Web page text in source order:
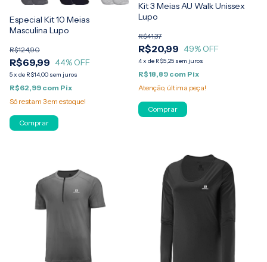
Especial Kit 10 Meias
Masculina Lupo
R$69,99
R$124,90
44% OFF
5x de R$14,00 sem juros
R$62,99 com Pix
Só restam 3em estoque!
Comprar
Kit 3 Meias AU Walk Unissex
Lupo
R$20,99
R$41,37
49% OFF
4x de R$5,25 sem juros
R$18,89 com Pix
Atenção, última peça!
Comprar